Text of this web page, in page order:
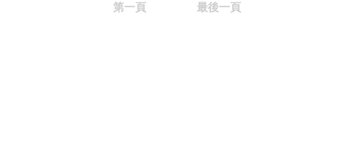
第一頁 最後一頁